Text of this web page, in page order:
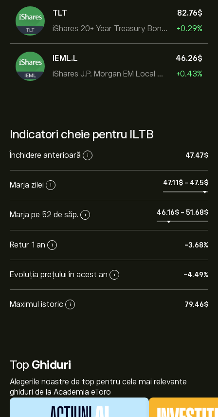
TLT
iShares 20+ Year Treasury Bond ETF
82.76‎$‎
+0.29%
IEML.L
iShares J.P. Morgan EM Local Govt Bond UCITS ETF
46.26‎$‎
+0.43%
Indicatori cheie pentru ILTB
Închidere anterioară i 47.47‎$‎
Marja zilei i 47.11‎$‎ - 47.5‎$‎
Marja pe 52 de săp. i 46.16‎$‎ - 51.68‎$‎
Retur 1 an i -3.68%
Evoluția prețului în acest an i -4.49%
Maximul istoric i 79.46‎$‎
Top Ghiduri
Alegerile noastre de top pentru cele mai relevante
ghiduri de la Academia eToro